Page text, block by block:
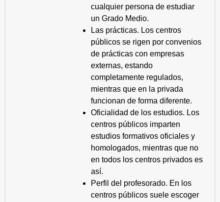
cualquier persona de estudiar
un Grado Medio.
Las prácticas. Los centros
públicos se rigen por convenios
de prácticas con empresas
externas, estando
completamente regulados,
mientras que en la privada
funcionan de forma diferente.
Oficialidad de los estudios. Los
centros públicos imparten
estudios formativos oficiales y
homologados, mientras que no
en todos los centros privados es
así.
Perfil del profesorado. En los
centros públicos suele escoger